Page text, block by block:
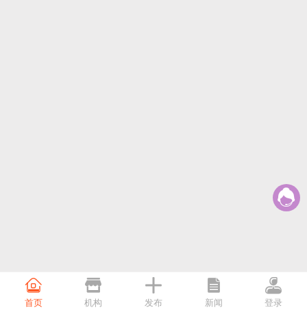

首页

机构

发布

新闻

登录
